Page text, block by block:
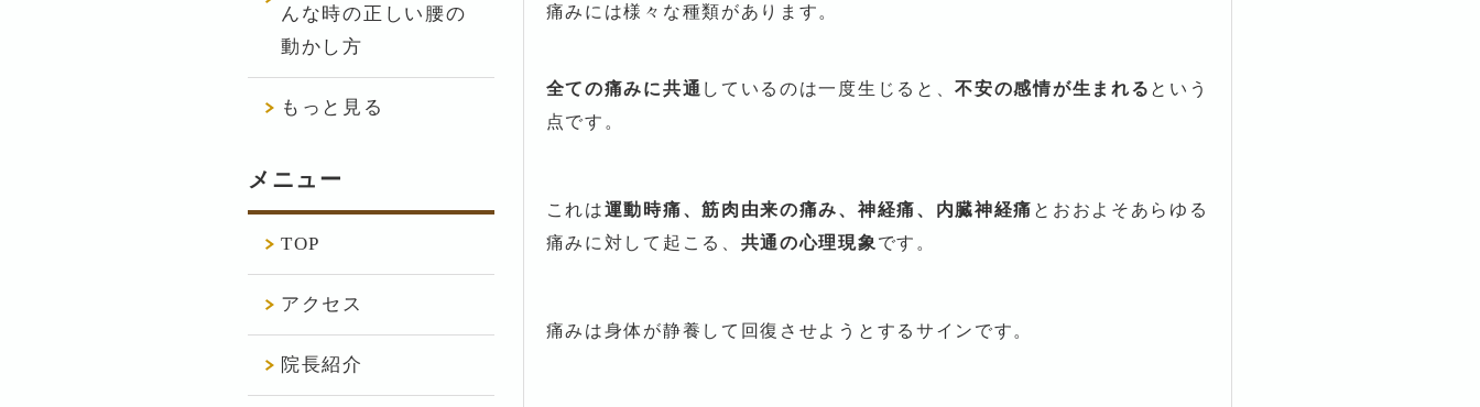
痛みには様々な種類があります。
全ての痛みに共通 しているのは一度生じると、不安の感情が生まれる という
点です。
これは運動時痛、筋肉由来の痛み、神経痛、内臓神経痛 とおおよそあらゆる
痛みに対して起こる、 共通の心理現象 です。
痛みは身体が静養して回復させようとするサインです。
んな時の正しい腰の
動かし方
もっと見る
メニュー
TOP
アクセス
院長紹介